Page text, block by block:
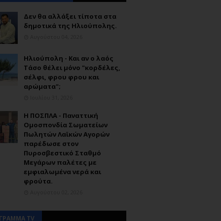
Δεν θα αλλάξει τίποτα στα
δημοτικά της Ηλιούπολης.
Ηλιούπολη - Και αν ο λαός
Τάσο θέλει μόνο "κορδέλες,
σέλφι, φρου φρου και
αρώματα";
Η ΠΟΣΠΛΑ - Παναττική
Ομοσπονδία Σωματείων
Πωλητών Λαϊκών Αγορών
παρέδωσε στον
Πυροσβεστικό Σταθμό
Μεγάρων παλέτες με
εμφιαλωμένα νερά και
φρούτα.
TV